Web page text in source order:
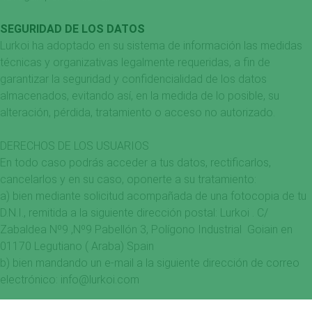
SEGURIDAD DE LOS DATOS
Lurkoi ha adoptado en su sistema de información las medidas
técnicas y organizativas legalmente requeridas, a fin de
garantizar la seguridad y confidencialidad de los datos
almacenados, evitando así, en la medida de lo posible, su
alteración, pérdida, tratamiento o acceso no autorizado.
DERECHOS DE LOS USUARIOS
En todo caso podrás acceder a tus datos, rectificarlos,
cancelarlos y en su caso, oponerte a su tratamiento:
a) bien mediante solicitud acompañada de una fotocopia de tu
D.N.I., remitida a la siguiente dirección postal: Lurkoi . C/
Zabaldea Nº9 ,Nº9 Pabellón 3, Polígono Industrial Goiain en
01170 Legutiano ( Araba) Spain
b) bien mandando un e-mail a la siguiente dirección de correo
electrónico: info@lurkoi.com